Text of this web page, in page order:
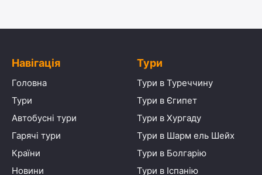
Навігація
Головна
Тури
Автобусні тури
Гарячі тури
Країни
Новини
Тури
Тури в Туреччину
Тури в Єгипет
Тури в Хургаду
Тури в Шарм ель Шейх
Тури в Болгарію
Тури в Іспанію